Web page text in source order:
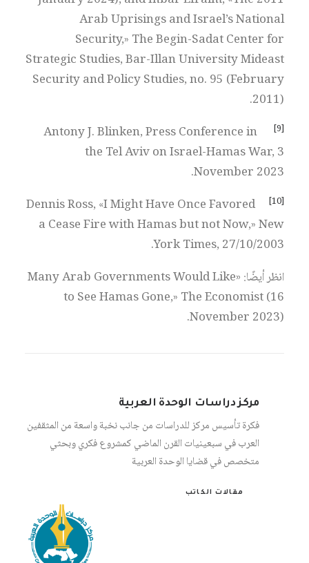
Arab Uprisings and Israel’s National
Security,» The Begin-Sadat Center for
Strategic Studies, Bar-Illan University Mideast
Security and Policy Studies, no. 95 (February
2011).
[9]
Antony J. Blinken, Press Conference in
the Tel Aviv on Israel-Hamas War, 3
November 2023.
[10]
Dennis Ross, «I Might Have Once Favored
a Cease Fire with Hamas but not Now,» New
York Times, 27/10/2003.
انظر أيضًا: «Many Arab Governments Would Like
to See Hamas Gone,» The Economist (16
November 2023).
مركز دراسات الوحدة العربية
فكرة تأسيس مركز للدراسات من جانب نخبة واسعة من المثقفين
العرب في سبعينيات القرن الماضي كمشروع فكري وبحثي
متخصص في قضايا الوحدة العربية
مقالات الكاتب